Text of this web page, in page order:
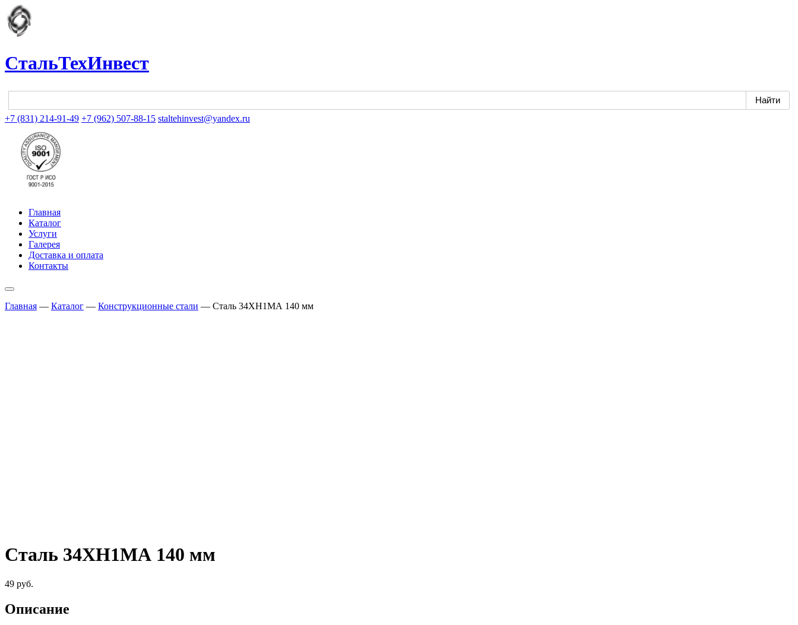
СтальТехИнвест
+7 (831) 214-91-49 +7 (962) 507-88-15 staltehinvest@yandex.ru
Главная
Каталог
Услуги
Галерея
Доставка и оплата
Контакты
Главная — Каталог — Конструкционные стали — Сталь 34ХН1МА 140 мм
Сталь 34ХН1МА 140 мм
49 руб.
Описание